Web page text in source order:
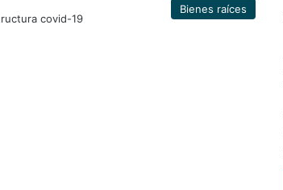
Bienes raíces